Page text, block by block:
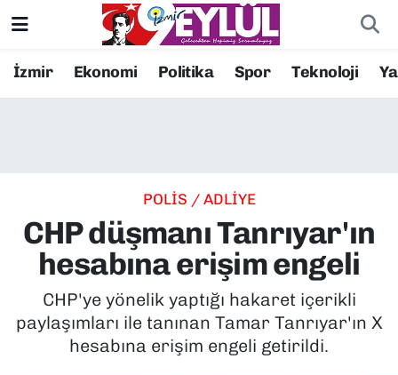
İzmir Ekonomi Politika Spor Teknoloji
POLİS / ADLİYE
CHP düşmanı Tanrıyar'ın
hesabına erişim engeli
CHP'ye yönelik yaptığı hakaret içerikli
paylaşımları ile tanınan Tamar Tanrıyar'ın X
hesabına erişim engeli getirildi.
Resmi İlanlar
EKONOMİ
KÜLTÜR SANAT
MAGAZİN
Konak Nöbetçi Eczaneler
Süper Lig Puan Durumu ve Fikstür
Tüm Manşetler
Son Dakika Haberleri
Haber Arşivi